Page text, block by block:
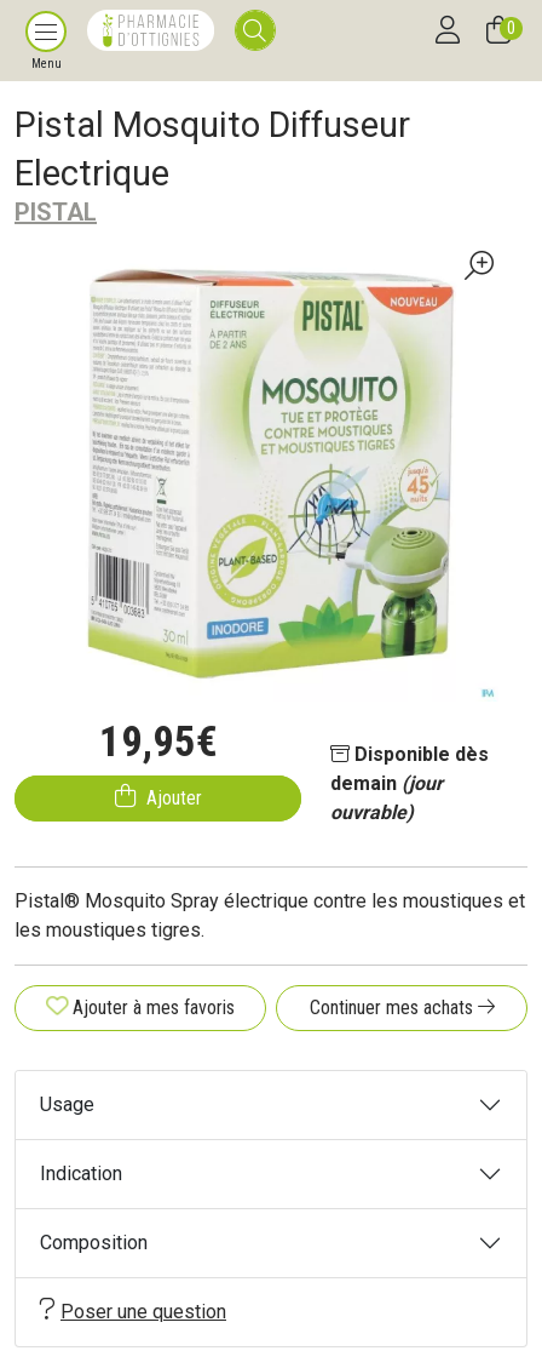
Menu
0
Pistal Mosquito Diffuseur
Electrique
PISTAL
19,95€
Ajouter
Disponible dès
demain (jour
ouvrable)
Pistal® Mosquito Spray électrique contre les moustiques et
les moustiques tigres.
Ajouter à mes favoris Continuer mes achats
Usage
Indication
Composition
Poser une question